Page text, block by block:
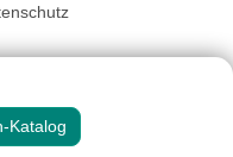
Katalog